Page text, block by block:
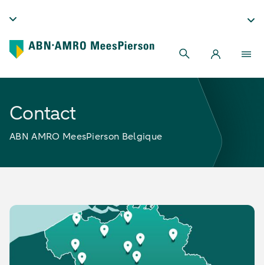
Contact
ABN AMRO MeesPierson Belgique